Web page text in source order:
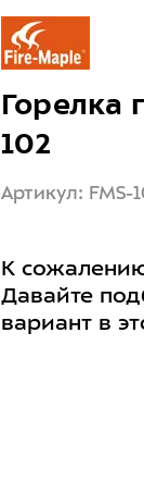
Горелка
102
Артикул: FMS-
К
Давайте
вариант в